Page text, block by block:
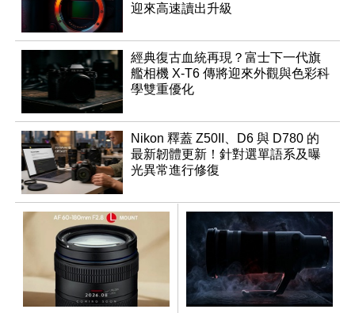
迎來高速讀出升級
經典復古血統再現？富士下一代旗
艦相機 X-T6 傳將迎來外觀與色彩科
學雙重優化
Nikon 釋蓋 Z50II、D6 與 D780 的
最新韌體更新！針對選單語系及曝
光異常進行修復